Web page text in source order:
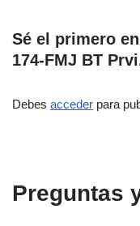
Sé el primero
174-FMJ BT
Debes acceder para
Preguntas